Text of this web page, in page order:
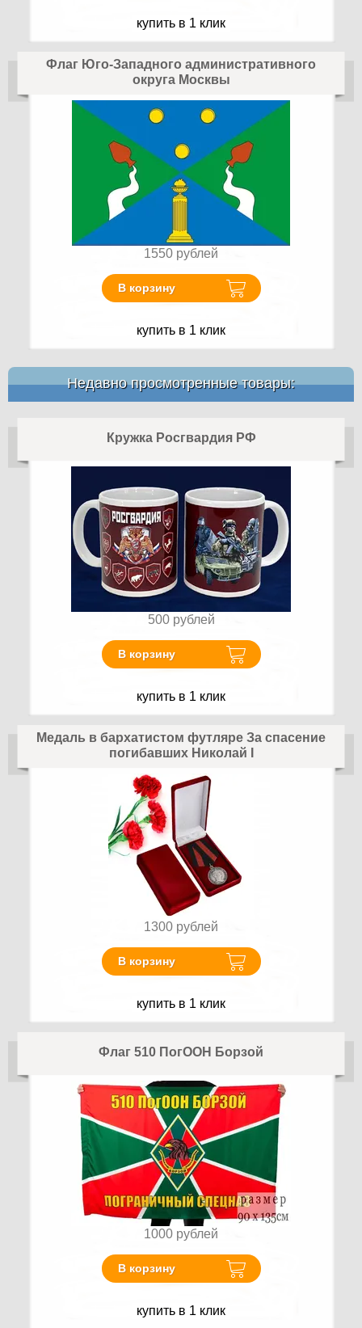
купить в 1 клик
Флаг Юго-Западного административного
округа Москвы
1550 рублей
В корзину
купить в 1 клик
Недавно просмотренные товары:
Кружка Росгвардия РФ
500 рублей
В корзину
купить в 1 клик
Медаль в бархатистом футляре За спасение
погибавших Николай I
1300 рублей
В корзину
купить в 1 клик
Флаг 510 ПогООН Борзой
1000 рублей
В корзину
купить в 1 клик